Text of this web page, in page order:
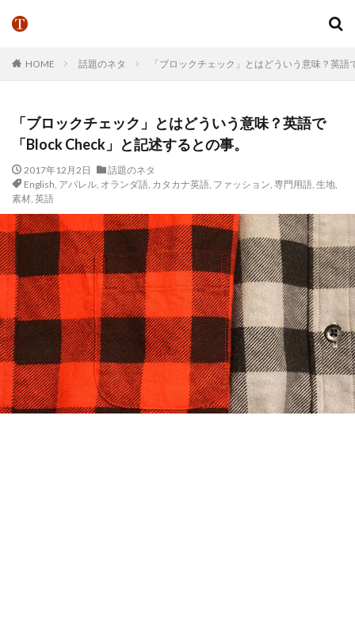
HOME 話題のネタ 「ブロックチェック」とはどういう意味？英
「ブロックチェック」とはどういう意味？英語で
「Block Check」と記述するとの事。
2017年12月2日
話題のネタ
English, アパレル, オランダ語, カタカナ英語, ファッション, 専門用語, 生地,
素材, 英語